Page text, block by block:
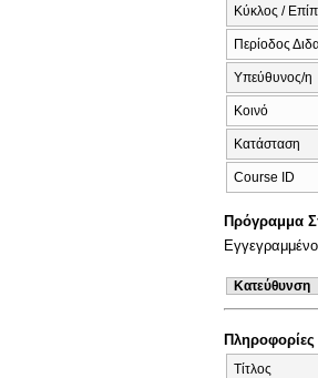
Κύκλος /
Περίοδος
Υπεύθυνος/η
Κοινό
Κατάσταση
Course ID
Πρόγραμμα
Κατεύθυνση
Πληροφορίες
Τίτλος